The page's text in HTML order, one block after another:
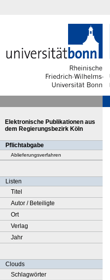
Elektronische Publikationen aus
dem Regierungsbezirk Köln
Pflichtabgabe
Ablieferungsverfahren
Listen
Titel
Autor / Beteiligte
Ort
Verlag
Jahr
Clouds
Schlagwörter